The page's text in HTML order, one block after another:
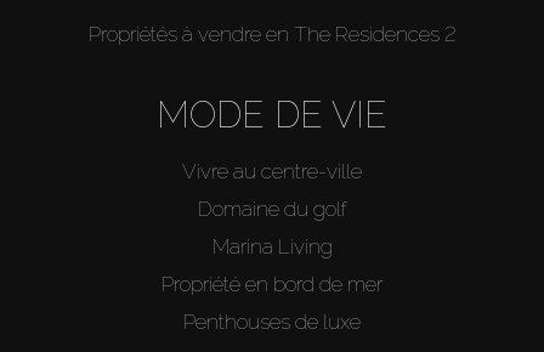
Propriétés à vendre en The Residences 2
MODE DE VIE
Vivre au centre-ville
Domaine du golf
Marina Living
Propriété en bord de mer
Penthouses de luxe